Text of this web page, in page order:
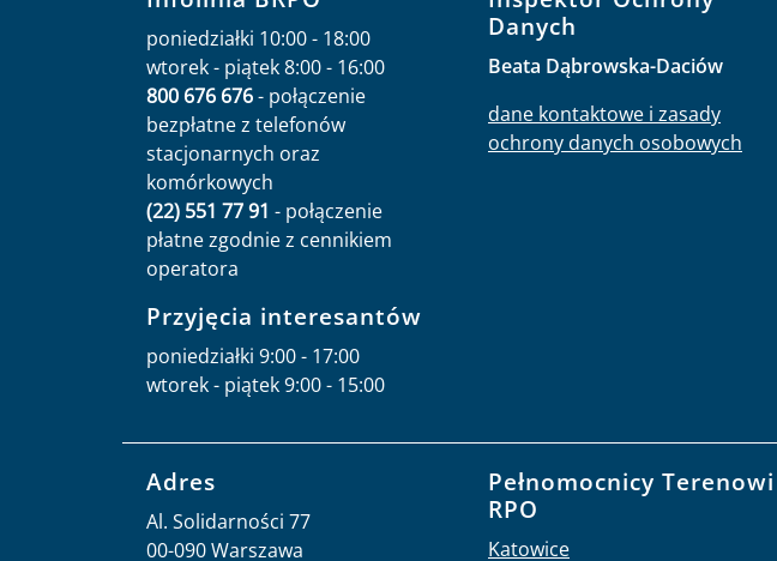
Jak uzyskać informacje od RPO:
Infolinia BRPO
poniedziałki 10:00 - 18:00
wtorek - piątek 8:00 - 16:00
800 676 676- połączenie
bezpłatne z telefonów
stacjonarnych oraz
komórkowych
(22) 551 77 91- połączenie
płatne zgodnie z cennikiem
operatora
Przyjęcia interesantów
poniedziałki 9:00 - 17:00
Inspektor Ochrony
Danych